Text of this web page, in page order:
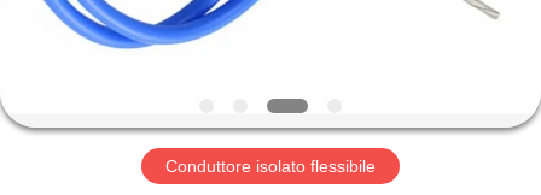
CIRCA
GIRO
Conduttore isolato flessibile